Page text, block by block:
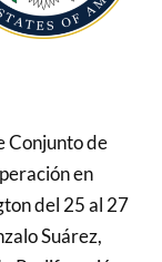
Conjunto de
en
del 25 al 27
Suárez,